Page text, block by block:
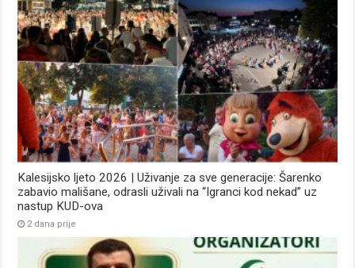
Kalesijsko ljeto 2026 | Uživanje za sve generacije: Šarenko
zabavio mališane, odrasli uživali na “Igranci kod nekad” uz
nastup KUD-ova
2 dana prije